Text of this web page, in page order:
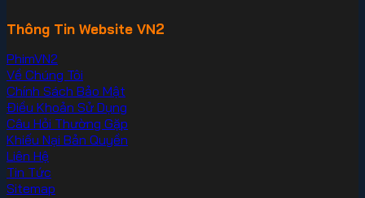
Thông Tin Website VN2
PhimVN2
Về Chúng Tôi
Chính Sách Bảo Mật
Điều Khoản Sử Dụng
Câu Hỏi Thường Gặp
Khiếu Nại Bản Quyền
Liên Hệ
Tin Tức
Sitemap